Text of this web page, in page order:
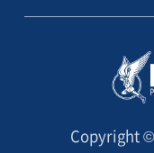
Copyright